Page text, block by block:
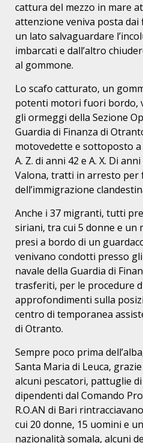
cattura del mezzo in mare
attenzione veniva posta
un lato salvaguardare
imbarcati e dall’altro
al gommone.
Lo scafo catturato, un
potenti motori fuori bordo,
gli ormeggi della Sezione
Guardia di Finanza di
motovedette e sottoposto
A. Z. di anni 42 e A. X. Di
Valona, tratti in arresto per
dell’immigrazione
Anche i 37 migranti, tutti
siriani, tra cui 5 donne e un
presi a bordo di un
venivano condotti presso
navale della Guardia di
trasferiti, per le procedure
approfondimenti sulla
centro di temporanea
di Otranto.
Sempre poco prima
Santa Maria di Leuca,
alcuni pescatori, pattuglie
dipendenti dal Comando
R.O.AN di Bari
cui 20 donne, 15 uomini e
nazionalità somala, alcuni